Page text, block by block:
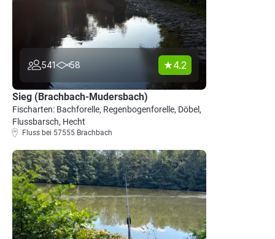
541 58 4.2
Sieg (Brachbach-Mudersbach)
Fischarten: Bachforelle, Regenbogenforelle, Döbel,
Flussbarsch, Hecht
Fluss bei 57555 Brachbach